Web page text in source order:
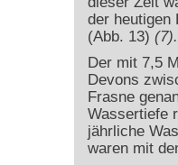
der heutigen
(Abb. 13) (7).
Der mit 7,5
Devons
Frasne
Wassertiefe
jährliche
waren mit